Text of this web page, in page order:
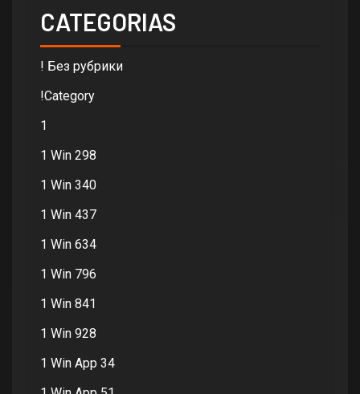
CATEGORIAS
! Без рубрики
!Category
1
1 Win 298
1 Win 340
1 Win 437
1 Win 634
1 Win 796
1 Win 841
1 Win 928
1 Win App 34